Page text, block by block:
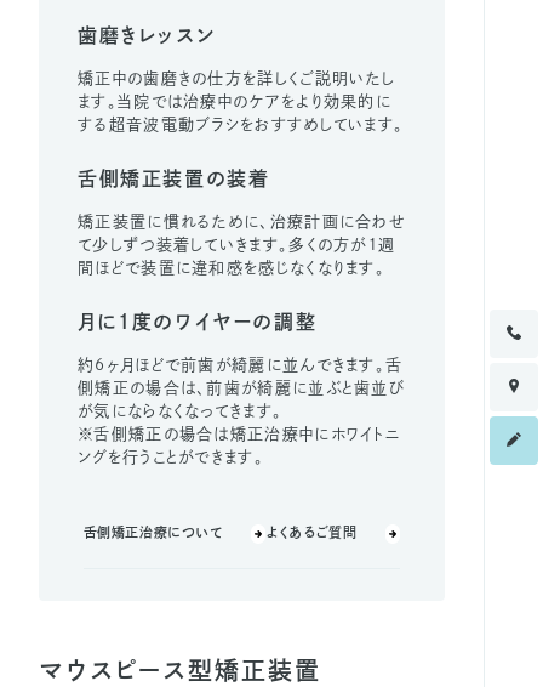
歯磨きレッスン
矯正中の歯磨きの仕方を詳しくご説明いたし
ます。当院では治療中のケアをより効果的に
する超音波電動ブラシをおすすめしています。
舌側矯正装置の装着
矯正装置に慣れるために、治療計画に合わせ
て少しずつ装着していきます。多くの方が１週
間ほどで装置に違和感を感じなくなります。
月に1度のワイヤーの調整
約6ヶ月ほどで前歯が綺麗に並んできます。舌
側矯正の場合は、前歯が綺麗に並ぶと歯並び
が気にならなくなってきます。
※舌側矯正の場合は矯正治療中にホワイトニ
ングを行うことができます。
舌側矯正治療について よくあるご質問
マウスピース型矯正装置